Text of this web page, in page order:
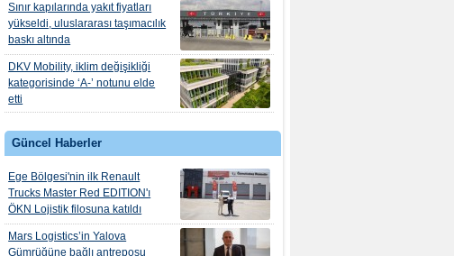
Sınır kapılarında yakıt fiyatları
yükseldi, uluslararası taşımacılık
baskı altında
DKV Mobility, iklim değişikliği
kategorisinde ‘A-’ notunu elde
etti
Güncel Haberler
Ege Bölgesi'nin ilk Renault
Trucks Master Red EDITION'ı
ÖKN Lojistik filosuna katıldı
Mars Logistics’in Yalova
Gümrüğüne bağlı antreposu